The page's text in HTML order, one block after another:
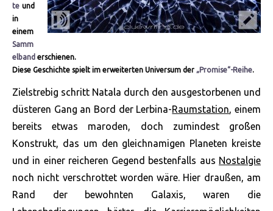
te und
in
einem
Samm
elband erschienen.
Diese Geschichte spielt im erweiterten Universum der „Promise“-Reihe.
Zielstrebig schritt Natala durch den ausgestorbenen und
düsteren Gang an Bord der Lerbina-Raumstation, einem
bereits etwas maroden, doch zumindest großen
Konstrukt, das um den gleichnamigen Planeten kreiste
und in einer reicheren Gegend bestenfalls aus Nostalgie
noch nicht verschrottet worden wäre. Hier draußen, am
Rand der bewohnten Galaxis, waren die